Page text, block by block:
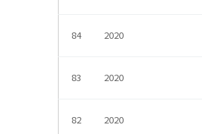
84 2020
83 2020
82 2020